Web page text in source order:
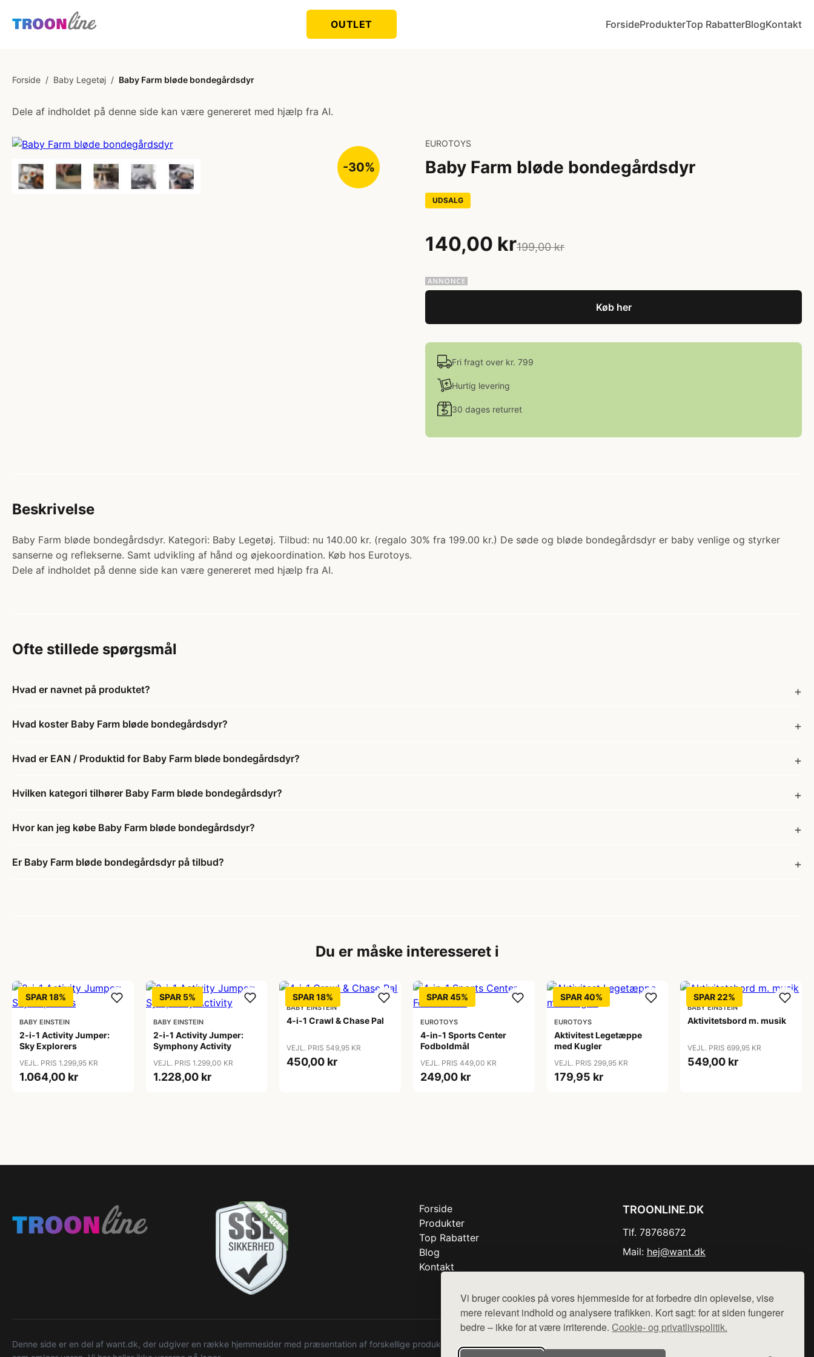
Vi bruger cookies på vores hjemmeside for at forbedre din oplevelse, vise
mere relevant indhold og analysere trafikken. Kort sagt: for at siden fungerer
bedre – ikke for at være irriterende. Cookie- og privatlivspolitik.
OUTLET ForsideProdukterTop RabatterBlogKontakt
Forside / Baby Legetøj / Baby Farm bløde bondegårdsdyr
Dele af indholdet på denne side kan være genereret med hjælp fra AI.
-30%
EUROTOYS
Baby Farm bløde bondegårdsdyr
UDSALG
140,00 kr199,00 kr
Køb her
Fri fragt over kr. 799
Hurtig levering
30 dages returret
Beskrivelse
Baby Farm bløde bondegårdsdyr. Kategori: Baby Legetøj. Tilbud: nu 140.00 kr. (regalo 30% fra 199.00 kr.) De søde og bløde bondegårdsdyr er baby venlige og styrker
sanserne og reflekserne. Samt udvikling af hånd og øjekoordination. Køb hos Eurotoys.
Dele af indholdet på denne side kan være genereret med hjælp fra AI.
Ofte stillede spørgsmål
Hvad er navnet på produktet?
Hvad koster Baby Farm bløde bondegårdsdyr?
Hvad er EAN / Produktid for Baby Farm bløde bondegårdsdyr?
Hvilken kategori tilhører Baby Farm bløde bondegårdsdyr?
Hvor kan jeg købe Baby Farm bløde bondegårdsdyr?
Er Baby Farm bløde bondegårdsdyr på tilbud?
Du er måske interesseret i
SPAR 18%
BABY EINSTEIN
2-i-1 Activity Jumper:
Sky Explorers
VEJL. PRIS 1.299,95 KR
1.064,00 kr
SPAR 5%
BABY EINSTEIN
2-i-1 Activity Jumper:
Symphony Activity
VEJL. PRIS 1.299,00 KR
1.228,00 kr
SPAR 18%
BABY EINSTEIN
4-i-1 Crawl & Chase Pal
VEJL. PRIS 549,95 KR
450,00 kr
SPAR 45%
EUROTOYS
4-in-1 Sports Center
Fodboldmål
VEJL. PRIS 449,00 KR
249,00 kr
SPAR 40%
EUROTOYS
Aktivitest Legetæppe
med Kugler
VEJL. PRIS 299,95 KR
179,95 kr
SPAR 22%
BABY EINSTEIN
Aktivitetsbord m. musik
VEJL. PRIS 699,95 KR
549,00 kr
Forside
Produkter
Top Rabatter
Blog
Kontakt
TROONLINE.DK
Tlf. 78768672
Mail: hej@want.dk
Denne side er en del af want.dk, der udgiver en række hjemmesider med præsentation af forskellige produkter fra diverse webshops. Der sælges ikke varer fra denne side - vi henviser til de shops,